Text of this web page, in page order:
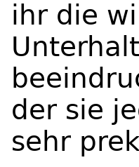
ihr die
der sie
sehr